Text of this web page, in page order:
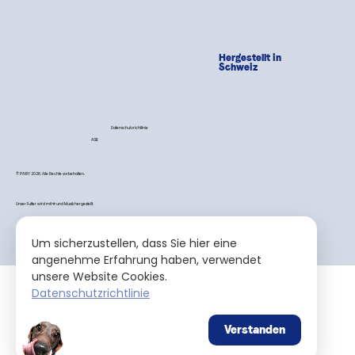
© PAWY 2026. Alle Rechte vorbehalten.
Hergestellt in
Schweiz
Unser Futter wird mit 💙 und Musik hergestellt.
Datenschutzrichtlinie
AGB
Um sicherzustellen, dass Sie hier eine
angenehme Erfahrung haben, verwendet
unsere Website Cookies.
Datenschutzrichtlinie
Verstanden